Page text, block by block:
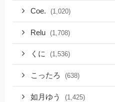
Coe. (1,020)
Relu (1,708)
くに (1,536)
こったろ (638)
如月ゆう (1,425)